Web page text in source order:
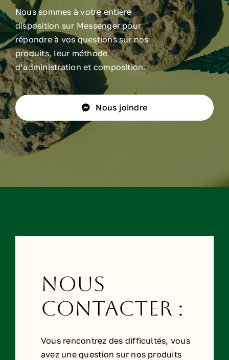
Nous sommes à votre entière
disposition sur Messenger pour
répondre à vos questions sur nos
produits, leur méthode
d’administration et composition.
Nous joindre
Nous
contacter :
Vous rencontrez des difficultés, vous
avez une question sur nos produits